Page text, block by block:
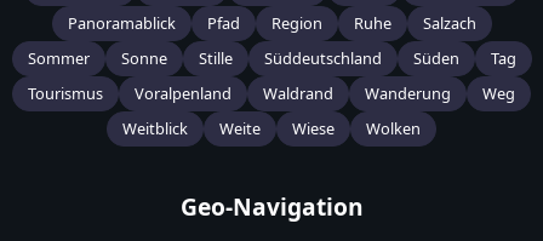
Panoramablick
Pfad Region Ruhe
Salzach
Sommer
Sonne Stille Süddeutschland Süden
Tag
Tourismus
Voralpenland Waldrand Wanderung
Weg
Weitblick
Weite Wiese Wolken
Geo-Navigation